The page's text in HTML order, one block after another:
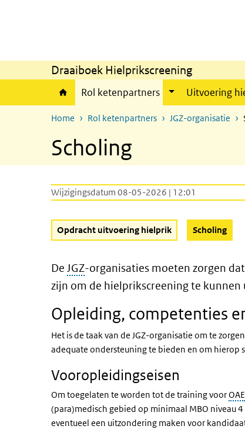
Draaiboek Hielprikscreening
Rol ketenpartners Uitvoering
Home Rol ketenpartners JGZ-organisatie
Scholing
Wijzigingsdatum 08-05-2026 | 12:01
Opdracht uitvoering hielprik Scholing
De JGZ-organisaties moeten zorgen
zijn om de hielprikscreening te kunnen
Opleiding, competenties
Het is de taak van de JGZ-organisatie om te
adequate ondersteuning te bieden en om hierop
Vooropleidingseisen
Om toegelaten te worden tot de training voorOAE
(para)medisch gebied op minimaal MBO niveau
eventueel een uitzondering maken voor